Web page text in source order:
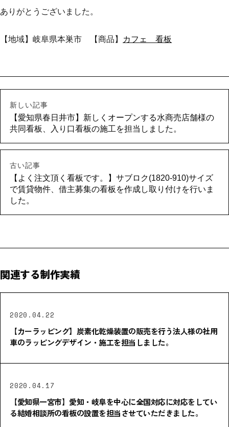
ありがとうございました。
【地域】岐阜県本巣市 【商品】 カフェ 看板
新しい記事
【愛知県春日井市】新しくオープンする水商売店舗様の
共同看板、入り口看板の施工を担当しました。
古い記事
【よく注文頂く看板です。】サブロク(1820-910)サイズ
で賃貸物件、借主募集の看板を作成し取り付けを行いま
した。
関連する制作実績
2020.04.22
【カーラッピング】炭素化乾燥装置の販売を行う法人様の社用
車のラッピングデザイン・施工を担当しました。
2020.04.17
【愛知県一宮市】愛知・岐阜を中心に全国対応に対応をしてい
る結婚相談所の看板の設置を担当させていただきました。